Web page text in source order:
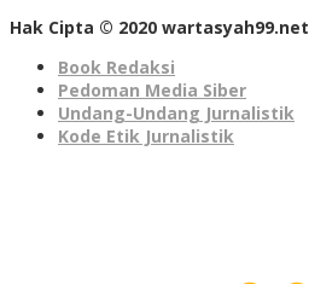
Hak Cipta © 2020 wartasyah99.net
Book Redaksi
Pedoman Media Siber
Undang-Undang Jurnalistik
Kode Etik Jurnalistik